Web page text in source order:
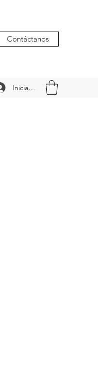
Contáctanos
Iniciar sesión